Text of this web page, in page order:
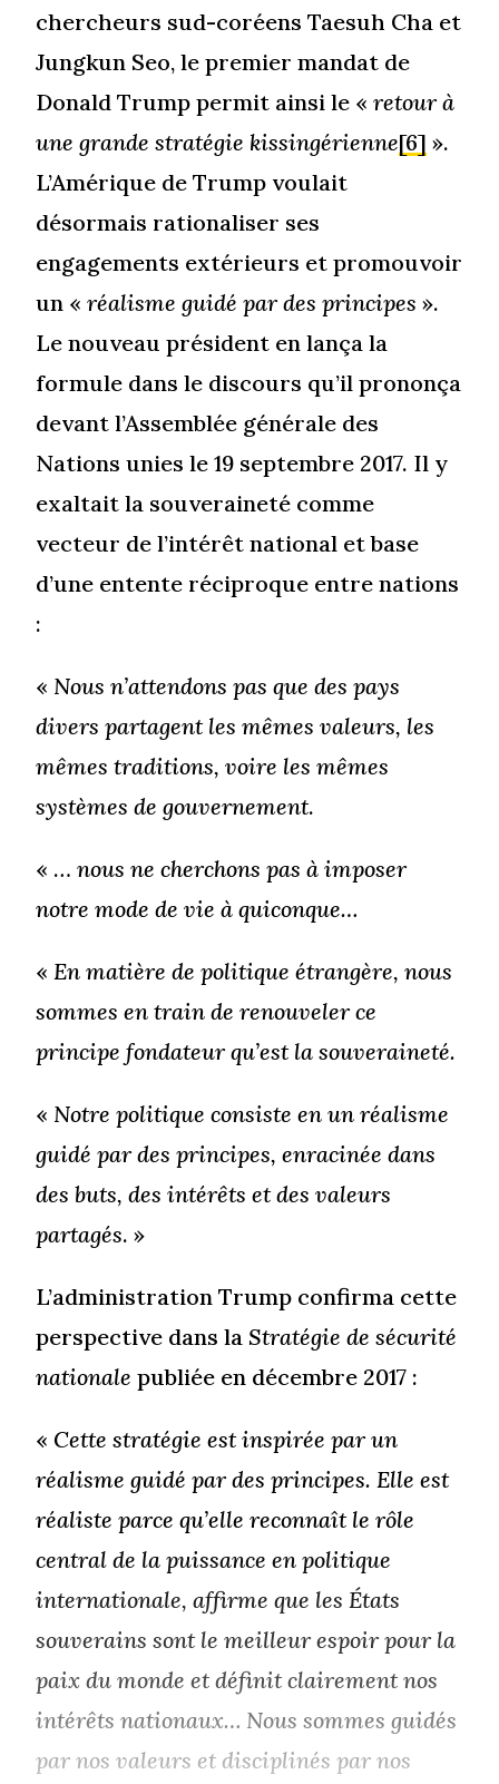
chercheurs sud-coréens Taesuh Cha et
Jungkun Seo, le premier mandat de
Donald Trump permit ainsi le «retour à
une grande stratégie kissingérienne[6] ».
L’Amérique de Trump voulait
désormais rationaliser ses
engagements extérieurs et promouvoir
un «réalisme guidé par des principes ».
Le nouveau président en lança la
formule dans le discours qu’il prononça
devant l’Assemblée générale des
Nations unies le 19 septembre 2017. Il y
exaltait la souveraineté comme
vecteur de l’intérêt national et base
d’une entente réciproque entre nations
:
« Nous n’attendons pas que des pays
divers partagent les mêmes valeurs, les
mêmes traditions, voire les mêmes
systèmes de gouvernement.
« …nous ne cherchons pas à imposer
notre mode de vie à quiconque…
« En matière de politique étrangère, nous
sommes en train de renouveler ce
principe fondateur qu’est la souveraineté.
« Notre politique consiste en un réalisme
guidé par des principes, enracinée dans
des buts, des intérêts et des valeurs
partagés. »
L’administration Trump confirma cette
perspective dans la Stratégie de sécurité
nationale publiée en décembre 2017 :
« Cette stratégie est inspirée par un
réalisme guidé par des principes. Elle est
réaliste parce qu’elle reconnaît le rôle
central de la puissance en politique
internationale, affirme que les États
souverains sont le meilleur espoir pour la
paix du monde et définit clairement nos
intérêts nationaux… Nous sommes guidés
par nos valeurs et disciplinés par nos